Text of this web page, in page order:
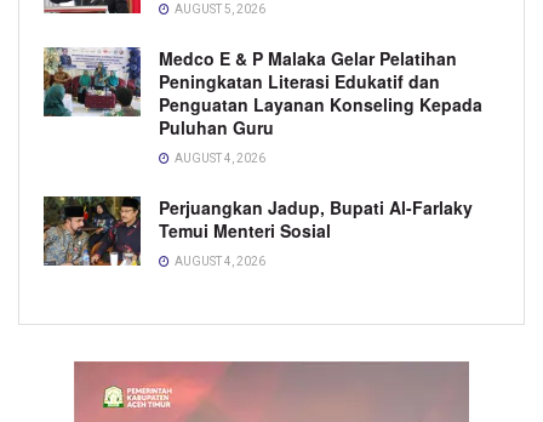
AUGUST 5, 2026
Medco E & P Malaka Gelar Pelatihan
Peningkatan Literasi Edukatif dan
Penguatan Layanan Konseling Kepada
Puluhan Guru
AUGUST 4, 2026
Perjuangkan Jadup, Bupati Al-Farlaky
Temui Menteri Sosial
AUGUST 4, 2026